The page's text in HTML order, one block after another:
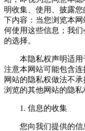
明收集、使用、披露
下内容：当您浏览本
何使用这些信息；我
的选择。
本隐私权声明适用
注意本网站可能包含
网站的隐私权做法不
浏览的其他网站的隐私
1. 信息的收集
您向我们提供的信